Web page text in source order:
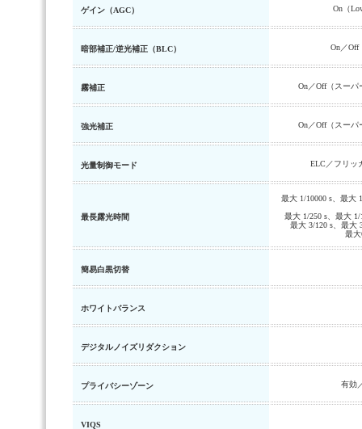
ゲイン（AGC） On（
暗部補正/逆光補正（BLC） On／Off
霧補正 On／Off（スー
強光補正 On／Off（スー
光量制御モード ELC／フリッ
最長露光時間
最大 1/10000 s、最大
最大 1/250 s、最大
最大 3/120 s、最大
最大
簡易白黒切替
ホワイトバランス
デジタルノイズリダクション
プライバシーゾーン 有効
VIQS